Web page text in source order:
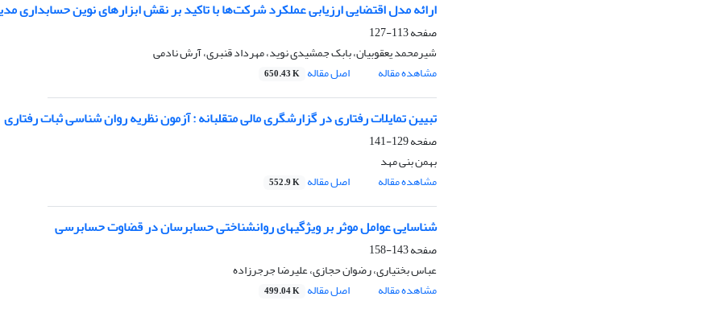
ارائه مدل اقتضایی ارزیابی عملکرد شرکت‌ها با تاکید بر نقش ابزارهای نوین حسابداری
صفحه113-127
شیرمحمد یعقوبیان، بابک جمشیدی نوید، مهرداد قنبری، آرش نادمی
مشاهده مقاله
اصل مقاله 650.43 K
تبیین تمایلات رفتاری در گزارشگری مالی متقلبانه : آزمون نظریه روان شناسی ثبات رفتاری
صفحه129-141
بهمن بنی مهد
مشاهده مقاله
اصل مقاله 552.9 K
شناسایی عوامل موثر بر ویژگیهای روانشناختی حسابرسان در قضاوت حسابرسی
صفحه143-158
عباس بختیاری، رضوان حجازی، علیرضا جرجرزاده
مشاهده مقاله
اصل مقاله 499.04 K